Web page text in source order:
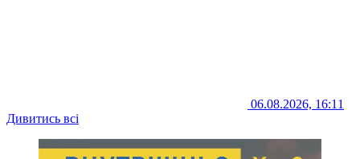
06.08.2026, 16:11
Дивитись всі